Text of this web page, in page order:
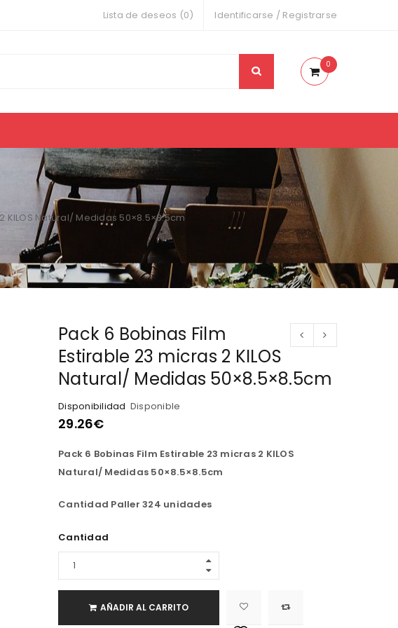
Identificarse / Registrarse
Lista de deseos (0)
0
KILOS Natural/ Medidas 50×8.5×8.5cm
Pack 6 Bobinas Film
Estirable 23 micras 2 KILOS
Natural/ Medidas 50×8.5×8.5cm
Disponibilidad Disponible
29.26€
Pack 6 Bobinas Film Estirable 23 micras 2 KILOS
Natural/ Medidas 50×8.5×8.5cm
Cantidad Paller 324 unidades
Cantidad
AÑADIR AL CARRITO